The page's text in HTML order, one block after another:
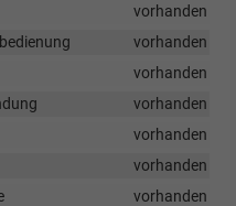
vorhanden
vorhanden
vorhanden
vorhanden
vorhanden
vorhanden
vorhanden